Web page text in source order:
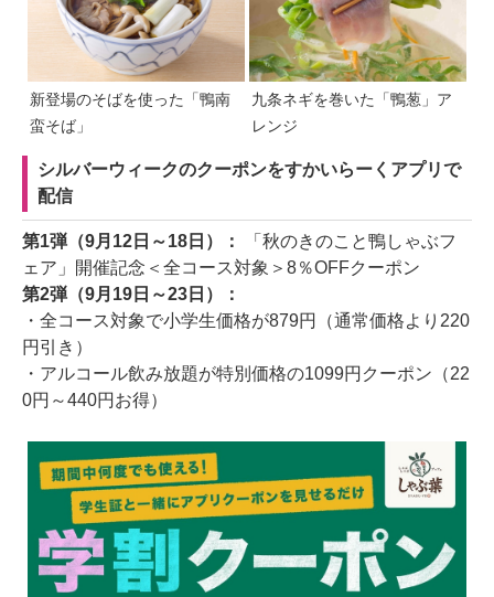
新登場のそばを使った「鴨南
蛮そば」
九条ネギを巻いた「鴨葱」ア
レンジ
シルバーウィークのクーポンをすかいらーくアプリで
配信
第1弾（9月12日～18日）：
「秋のきのこと鴨しゃぶフ
ェア」開催記念＜全コース対象＞8％OFFクーポン
第2弾（9月19日～23日）：
・全コース対象で小学生価格が879円（通常価格より220
円引き）
・アルコール飲み放題が特別価格の1099円クーポン（22
0円～440円お得）